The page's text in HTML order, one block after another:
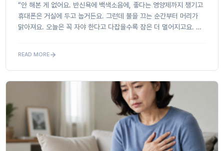
“안 해본 게 없어요. 반신욕에 백색소음에, 좋다는 영양제까지 챙기고
휴대폰은 거실에 두고 눕거든요. 그런데 불을 끄는 순간부터 머리가
맑아져요. 오늘은 꼭 자야 한다고 다잡을수록 잠은 더 멀어지고요. 아
READ MORE